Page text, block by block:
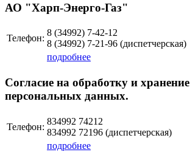
АО "Харп-Энерго-Газ"
Телефон:
8 (34992) 7-42-12
8 (34992) 7-21-96 (диспетчерская)
подробнее
Согласие на обработку и хранение
персональных данных.
Телефон:
834992 74212
834992 72196 (диспетчерская)
подробнее